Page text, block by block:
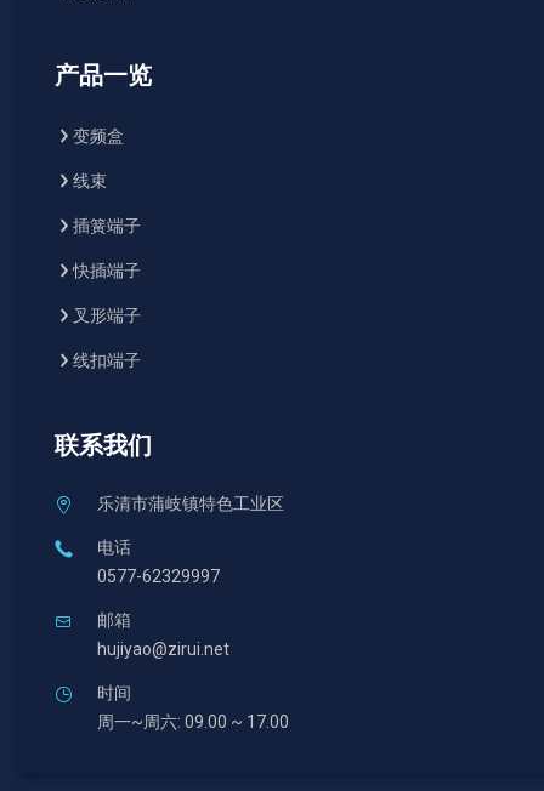
产品一览
变频盒
线束
插簧端子
快插端子
叉形端子
线扣端子
联系我们
乐清市蒲岐镇特色工业区
电话
0577-62329997
邮箱
hujiyao@zirui.net
时间
周一~周六: 09.00 ~ 17.00